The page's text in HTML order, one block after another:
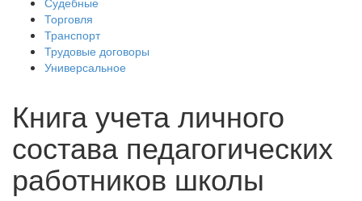
Торговля
Транспорт
Трудовые договоры
Универсальное
Книга учета личного
состава педагогических
работников школы